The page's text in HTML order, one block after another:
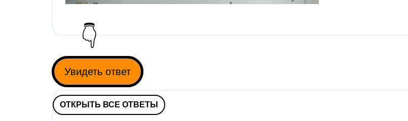
👇
Увидеть ответ
ОТКРЫТЬ ВСЕ ОТВЕТЫ